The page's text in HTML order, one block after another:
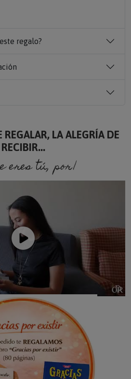
mamá y sus pequeños
nombres.
Y ya tendrás el mejor regalo
regalo?
REGALAR, LA ALEGRÍA DE
RECIBIR...
tú, porque soy